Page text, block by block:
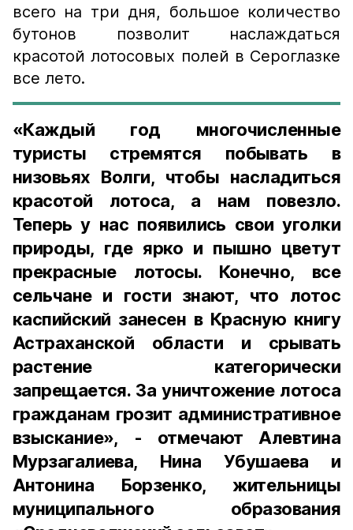
всего на три дня, большое количество
бутонов позволит наслаждаться
красотой лотосовых полей в Сероглазке
все лето.
«Каждый год многочисленные
туристы стремятся побывать в
низовьях Волги, чтобы насладиться
красотой лотоса, а нам повезло.
Теперь у нас появились свои уголки
природы, где ярко и пышно цветут
прекрасные лотосы. Конечно, все
сельчане и гости знают, что лотос
каспийский занесен в Красную книгу
Астраханской области и срывать
растение категорически
запрещается. За уничтожение лотоса
гражданам грозит административное
взыскание», - отмечают Алевтина
Мурзагалиева, Нина Убушаева и
Антонина Борзенко, жительницы
муниципального образования